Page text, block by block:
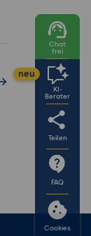
Chat
frei
KI-
Berater
neu
Teilen
FAQ
Cookies